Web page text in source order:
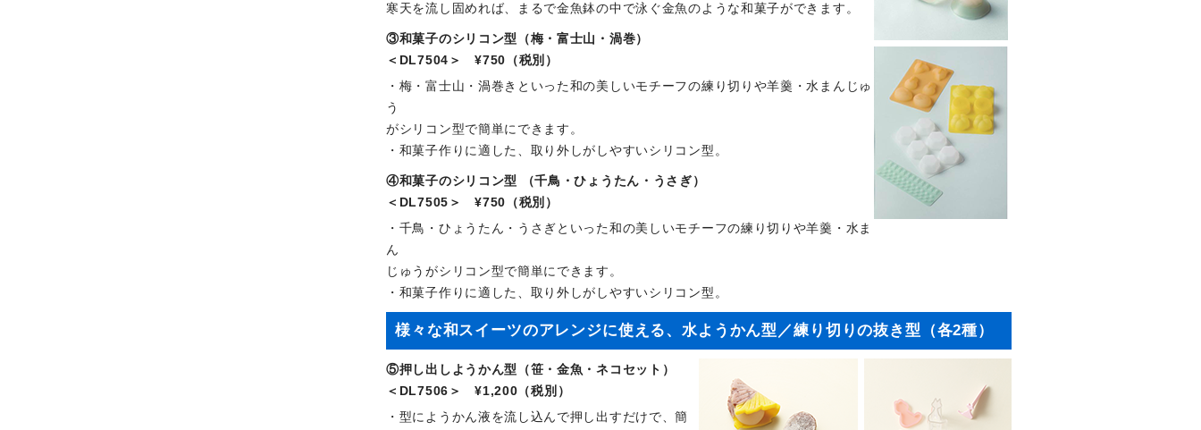
寒天を流し固めれば、まるで金魚鉢の中で泳ぐ金魚のような和菓子ができます。
③和菓子のシリコン型（梅・富士山・渦巻）
＜DL7504＞ ¥750（税別）
・梅・富士山・渦巻きといった和の美しいモチーフの練り切りや羊羹・水まんじゅ
う
がシリコン型で簡単にできます。
・和菓子作りに適した、取り外しがしやすいシリコン型。
④和菓子のシリコン型 （千鳥・ひょうたん・うさぎ）
＜DL7505＞ ¥750（税別）
・千鳥・ひょうたん・うさぎといった和の美しいモチーフの練り切りや羊羹・水ま
ん
じゅうがシリコン型で簡単にできます。
・和菓子作りに適した、取り外しがしやすいシリコン型。
様々な和スイーツのアレンジに使える、水ようかん型／練り切りの抜き型（各2種）
⑤押し出しようかん型（笹・金魚・ネコセット）
＜DL7506＞ ¥1,200（税別）
・型にようかん液を流し込んで押し出すだけで、簡